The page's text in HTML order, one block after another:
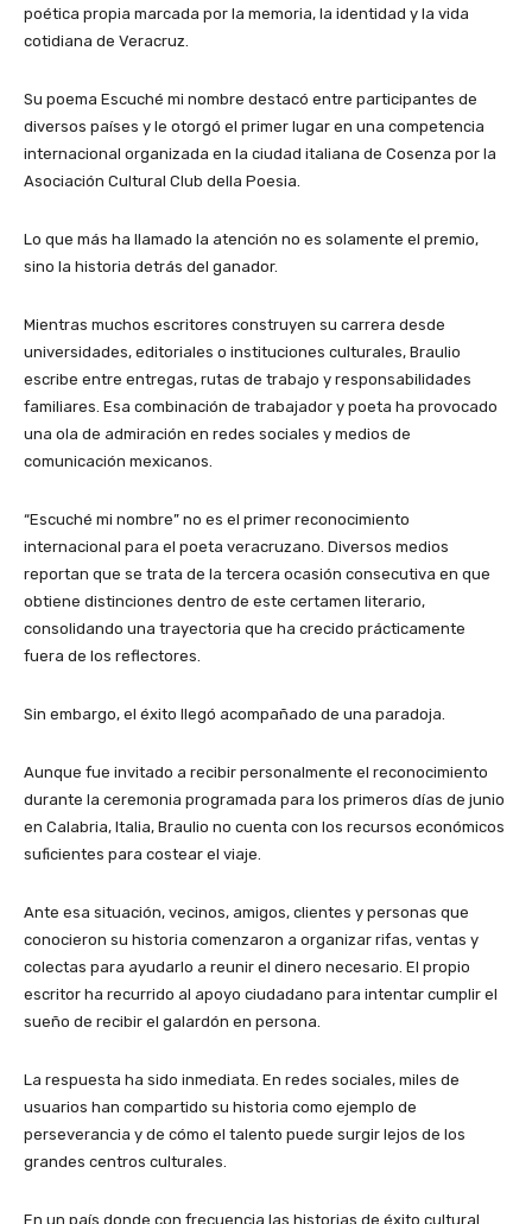
poética propia marcada por la memoria, la identidad y la vida
cotidiana de Veracruz.
Su poema Escuché mi nombre destacó entre participantes de
diversos países y le otorgó el primer lugar en una competencia
internacional organizada en la ciudad italiana de Cosenza por la
Asociación Cultural Club della Poesia.
Lo que más ha llamado la atención no es solamente el premio,
sino la historia detrás del ganador.
Mientras muchos escritores construyen su carrera desde
universidades, editoriales o instituciones culturales, Braulio
escribe entre entregas, rutas de trabajo y responsabilidades
familiares. Esa combinación de trabajador y poeta ha provocado
una ola de admiración en redes sociales y medios de
comunicación mexicanos.
“Escuché mi nombre” no es el primer reconocimiento
internacional para el poeta veracruzano. Diversos medios
reportan que se trata de la tercera ocasión consecutiva en que
obtiene distinciones dentro de este certamen literario,
consolidando una trayectoria que ha crecido prácticamente
fuera de los reflectores.
Sin embargo, el éxito llegó acompañado de una paradoja.
Aunque fue invitado a recibir personalmente el reconocimiento
durante la ceremonia programada para los primeros días de junio
en Calabria, Italia, Braulio no cuenta con los recursos económicos
suficientes para costear el viaje.
Ante esa situación, vecinos, amigos, clientes y personas que
conocieron su historia comenzaron a organizar rifas, ventas y
colectas para ayudarlo a reunir el dinero necesario. El propio
escritor ha recurrido al apoyo ciudadano para intentar cumplir el
sueño de recibir el galardón en persona.
La respuesta ha sido inmediata. En redes sociales, miles de
usuarios han compartido su historia como ejemplo de
perseverancia y de cómo el talento puede surgir lejos de los
grandes centros culturales.
En un país donde con frecuencia las historias de éxito cultural